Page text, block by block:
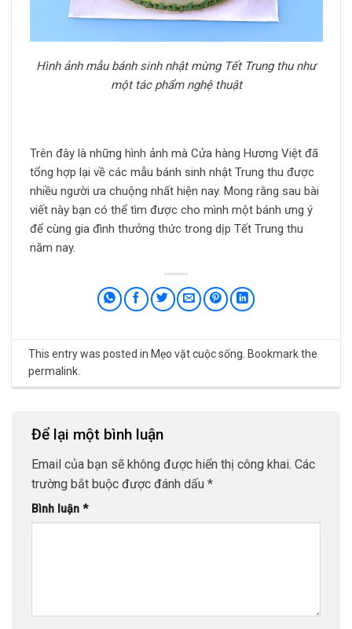
Hình ảnh mẫu bánh sinh nhật mừng Tết Trung thu như
một tác phẩm nghệ thuật
Trên đây là những hình ảnh mà Cửa hàng Hương Việt đã
tổng hợp lại về các mẫu bánh sinh nhật Trung thu được
nhiều người ưa chuộng nhất hiện nay. Mong rằng sau bài
viết này bạn có thể tìm được cho mình một bánh ưng ý
để cùng gia đình thưởng thức trong dịp Tết Trung thu
năm nay.
This entry was posted in Mẹo vặt cuộc sống . Bookmark the
permalink
Để lại một bình luận
Email của bạn sẽ không được hiển thị công khai. Các
trường bắt buộc được đánh dấu *
Bình luận *